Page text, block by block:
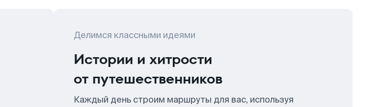
Делимся классными идеями
Истории и хитрости
от путешественников
Каждый день строим маршруты для вас, используя